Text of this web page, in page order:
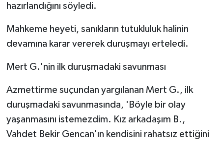
hazırlandığını söyledi.
Mahkeme heyeti, sanıkların tutukluluk halinin
devamına karar vererek duruşmayı erteledi.
Mert G.'nin ilk duruşmadaki savunması
Azmettirme suçundan yargılanan Mert G., ilk
duruşmadaki savunmasında, 'Böyle bir olay
yaşanmasını istemezdim. Kız arkadaşım B.,
Vahdet Bekir Gencan'ın kendisini rahatsız ettiğini